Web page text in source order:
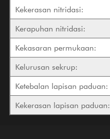
Kekerasan nitridasi:
Kerapuhan nitridasi:
Kekasaran permukaan:
Kelurusan sekrup:
Ketebalan lapisan paduan:
Kekerasan lapisan paduan: